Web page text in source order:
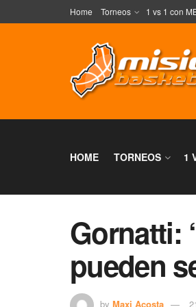
Home Torneos 1 vs 1 con
HOME TORNEOS 1
Gornatti:
pueden
by Maxi Acosta